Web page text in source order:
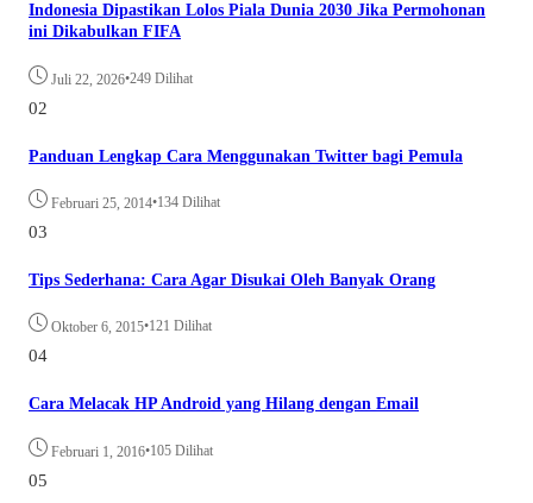
Indonesia Dipastikan Lolos Piala Dunia 2030 Jika Permohonan
ini Dikabulkan FIFA
Juli 22, 2026•249 Dilihat
02
Panduan Lengkap Cara Menggunakan Twitter bagi Pemula
Februari 25, 2014•134 Dilihat
03
Tips Sederhana: Cara Agar Disukai Oleh Banyak Orang
Oktober 6, 2015•121 Dilihat
04
Cara Melacak HP Android yang Hilang dengan Email
Februari 1, 2016•105 Dilihat
05